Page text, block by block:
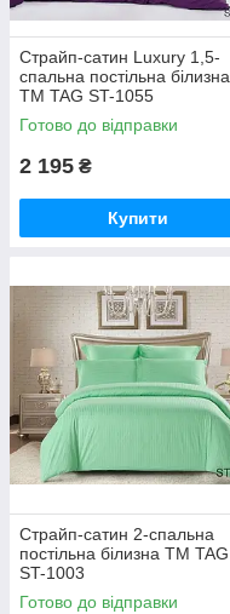
Страйп-сатин Luxury 1,5-
спальна постільна білизна
ТМ TAG ST-1055
Готово до відправки
2 195 ₴
Купити
Страйп-сатин 2-спальна
постільна білизна ТМ TAG
ST-1003
Готово до відправки